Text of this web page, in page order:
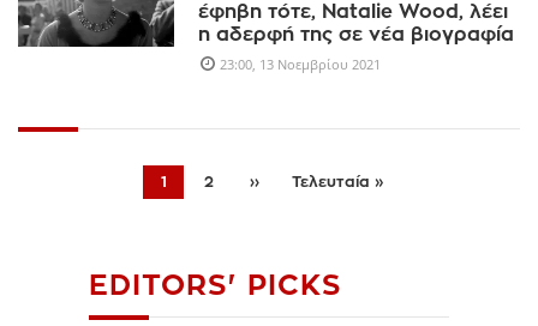
έφηβη τότε, Natalie Wood, λέει
η αδερφή της σε νέα βιογραφία
23:00, 13 Νοεμβρίου 2021
1 2 ›› Τελευταία »
EDITORS' PICKS